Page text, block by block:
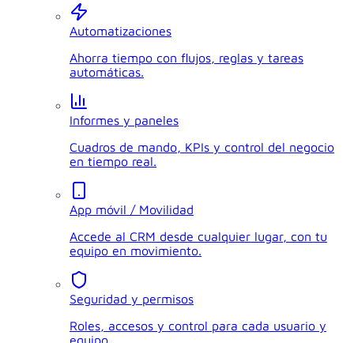
Automatizaciones
Ahorra tiempo con flujos, reglas y tareas
automáticas.
Informes y paneles
Cuadros de mando, KPIs y control del negocio
en tiempo real.
App móvil / Movilidad
Accede al CRM desde cualquier lugar, con tu
equipo en movimiento.
Seguridad y permisos
Roles, accesos y control para cada usuario y
equipo.